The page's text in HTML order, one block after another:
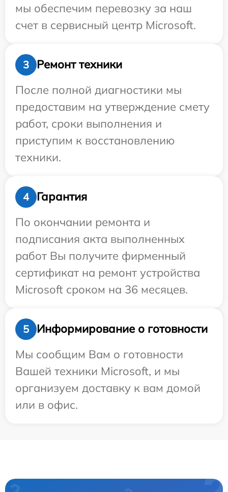
мы обеспечим перевозку за наш
счет в сервисный центр Microsoft.
3
Ремонт техники
После полной диагностики мы
предоставим на утверждение смету
работ, сроки выполнения и
приступим к восстановлению
техники.
4
Гарантия
По окончании ремонта и
подписания акта выполненных
работ Вы получите фирменный
сертификат на ремонт устройства
Microsoft сроком на 36 месяцев.
5
Информирование о готовности
Мы сообщим Вам о готовности
Вашей техники Microsoft, и мы
организуем доставку к вам домой
или в офис.